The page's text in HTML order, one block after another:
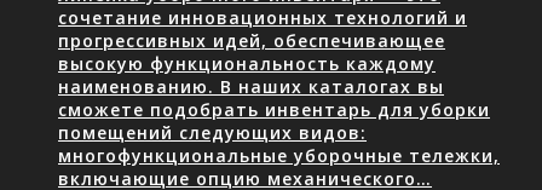
сочетание инновационных технологий и
прогрессивных идей, обеспечивающее
высокую функциональность каждому
наименованию. В наших каталогах вы
сможете подобрать инвентарь для уборки
помещений следующих видов:
многофункциональные уборочные тележки,
включающие опцию механического…